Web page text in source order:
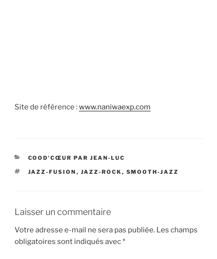
Site de référence :www.naniwaexp.com
CATÉGORIES
COOD'CŒUR PAR JEAN-LUC
ÉTIQUETTES
JAZZ-FUSION , JAZZ-ROCK , SMOOTH-JAZZ
Laisser un commentaire
Votre adresse e-mail ne sera pas publiée. Les champs
obligatoires sont indiqués avec*